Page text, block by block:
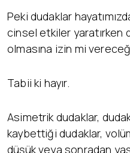
Peki dudaklar
cinsel etkiler yaratırken
olmasına izin mi
Tabii ki hayır.
Asimetrik dudaklar,
kaybettiği dudaklar,
düşük veya sonradan